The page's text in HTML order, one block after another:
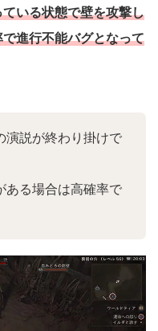
いる状態で壁を攻撃し
進行不能バグとなって
演説が終わり掛けで
ある場合は高確率で